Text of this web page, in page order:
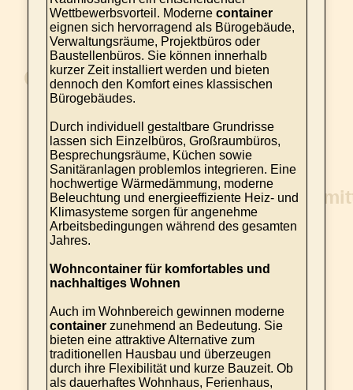
Wettbewerbsvorteil. Moderne container
eignen sich hervorragend als Bürogebäude,
Verwaltungsräume, Projektbüros oder
Baustellenbüros. Sie können innerhalb
kurzer Zeit installiert werden und bieten
dennoch den Komfort eines klassischen
Bürogebäudes.
Durch individuell gestaltbare Grundrisse
lassen sich Einzelbüros, Großraumbüros,
Besprechungsräume, Küchen sowie
Sanitäranlagen problemlos integrieren. Eine
hochwertige Wärmedämmung, moderne
Beleuchtung und energieeffiziente Heiz- und
Klimasysteme sorgen für angenehme
Arbeitsbedingungen während des gesamten
Jahres.
Wohncontainer für komfortables und
nachhaltiges Wohnen
Auch im Wohnbereich gewinnen moderne
containerzunehmend an Bedeutung. Sie
bieten eine attraktive Alternative zum
traditionellen Hausbau und überzeugen
durch ihre Flexibilität und kurze Bauzeit. Ob
als dauerhaftes Wohnhaus, Ferienhaus,